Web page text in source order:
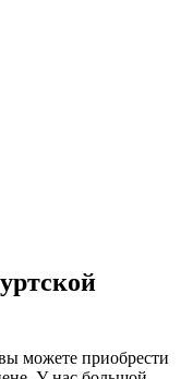
можете приобрести